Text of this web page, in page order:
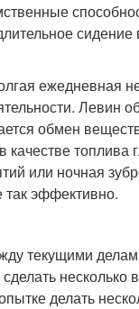
ежедневная
обмен
или ночная
эффективно.
текущими
сделать
делать